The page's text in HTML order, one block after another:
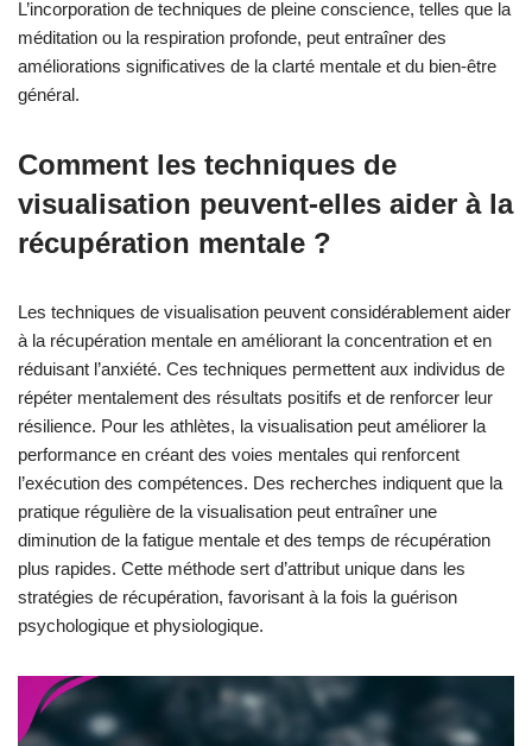
L’incorporation de techniques de pleine conscience, telles que la
méditation ou la respiration profonde, peut entraîner des
améliorations significatives de la clarté mentale et du bien-être
général.
Comment les techniques de
visualisation peuvent-elles aider à la
récupération mentale ?
Les techniques de visualisation peuvent considérablement aider
à la récupération mentale en améliorant la concentration et en
réduisant l’anxiété. Ces techniques permettent aux individus de
répéter mentalement des résultats positifs et de renforcer leur
résilience. Pour les athlètes, la visualisation peut améliorer la
performance en créant des voies mentales qui renforcent
l’exécution des compétences. Des recherches indiquent que la
pratique régulière de la visualisation peut entraîner une
diminution de la fatigue mentale et des temps de récupération
plus rapides. Cette méthode sert d’attribut unique dans les
stratégies de récupération, favorisant à la fois la guérison
psychologique et physiologique.